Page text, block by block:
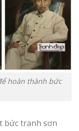
hoàn thành bức
bức tranh sơn